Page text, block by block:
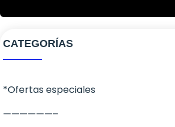
CATEGORÍAS
*Ofertas especiales
——————–